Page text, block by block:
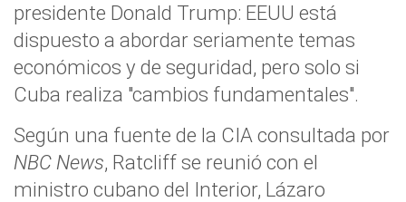
presidente Donald Trump: EEUU está
dispuesto a abordar seriamente temas
económicos y de seguridad, pero solo si
Cuba realiza "cambios fundamentales".
Según una fuente de la CIA consultada por
NBC News, Ratcliff se reunió con el
ministro cubano del Interior, Lázaro